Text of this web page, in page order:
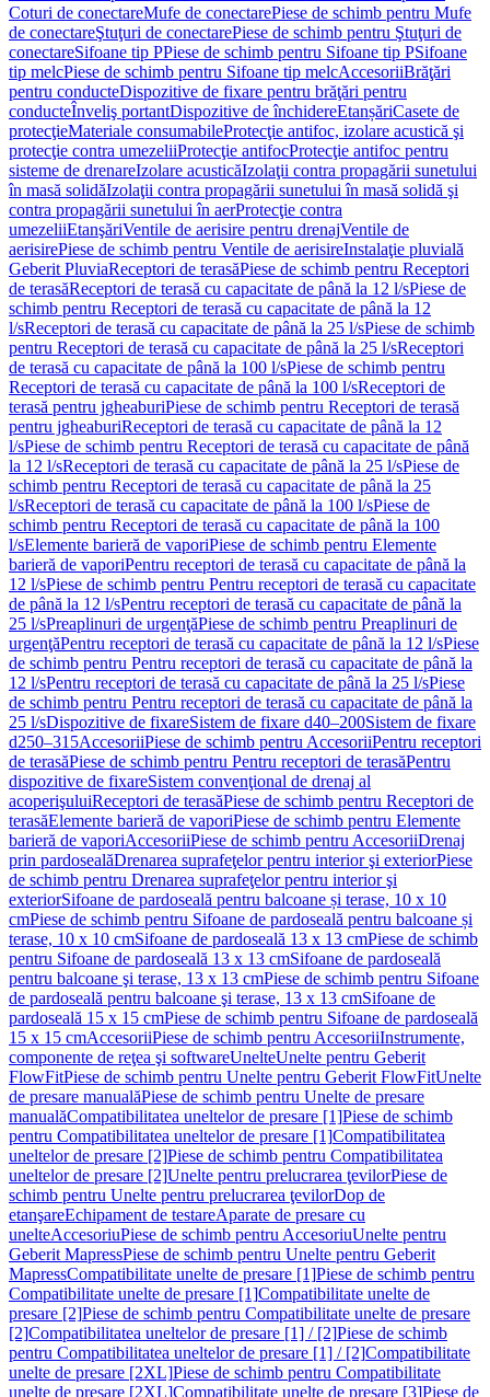
Coturi de conectareMufe de conectarePiese de schimb pentru Mufe
de conectareŞtuţuri de conectarePiese de schimb pentru Ştuţuri de
conectareSifoane tip PPiese de schimb pentru Sifoane tip PSifoane
tip melcPiese de schimb pentru Sifoane tip melcAccesoriiBrăţări
pentru conducteDispozitive de fixare pentru brăţări pentru
conducteÎnveliş portantDispozitive de închidereEtanșăriCasete de
protecţieMateriale consumabileProtecţie antifoc, izolare acustică şi
protecţie contra umezeliiProtecţie antifocProtecţie antifoc pentru
sisteme de drenareIzolare acusticăIzolaţii contra propagării sunetului
în masă solidăIzolaţii contra propagării sunetului în masă solidă şi
contra propagării sunetului în aerProtecţie contra
umezeliiEtanşăriVentile de aerisire pentru drenajVentile de
aerisirePiese de schimb pentru Ventile de aerisireInstalaţie pluvială
Geberit PluviaReceptori de terasăPiese de schimb pentru Receptori
de terasăReceptori de terasă cu capacitate de până la 12 l/sPiese de
schimb pentru Receptori de terasă cu capacitate de până la 12
l/sReceptori de terasă cu capacitate de până la 25 l/sPiese de schimb
pentru Receptori de terasă cu capacitate de până la 25 l/sReceptori
de terasă cu capacitate de până la 100 l/sPiese de schimb pentru
Receptori de terasă cu capacitate de până la 100 l/sReceptori de
terasă pentru jgheaburiPiese de schimb pentru Receptori de terasă
pentru jgheaburiReceptori de terasă cu capacitate de până la 12
l/sPiese de schimb pentru Receptori de terasă cu capacitate de până
la 12 l/sReceptori de terasă cu capacitate de până la 25 l/sPiese de
schimb pentru Receptori de terasă cu capacitate de până la 25
l/sReceptori de terasă cu capacitate de până la 100 l/sPiese de
schimb pentru Receptori de terasă cu capacitate de până la 100
l/sElemente barieră de vaporiPiese de schimb pentru Elemente
barieră de vaporiPentru receptori de terasă cu capacitate de până la
12 l/sPiese de schimb pentru Pentru receptori de terasă cu capacitate
de până la 12 l/sPentru receptori de terasă cu capacitate de până la
25 l/sPreaplinuri de urgenţăPiese de schimb pentru Preaplinuri de
urgenţăPentru receptori de terasă cu capacitate de până la 12 l/sPiese
de schimb pentru Pentru receptori de terasă cu capacitate de până la
12 l/sPentru receptori de terasă cu capacitate de până la 25 l/sPiese
de schimb pentru Pentru receptori de terasă cu capacitate de până la
25 l/sDispozitive de fixareSistem de fixare d40–200Sistem de fixare
d250–315AccesoriiPiese de schimb pentru AccesoriiPentru receptori
de terasăPiese de schimb pentru Pentru receptori de terasăPentru
dispozitive de fixareSistem convenţional de drenaj al
acoperişuluiReceptori de terasăPiese de schimb pentru Receptori de
terasăElemente barieră de vaporiPiese de schimb pentru Elemente
barieră de vaporiAccesoriiPiese de schimb pentru AccesoriiDrenaj
prin pardosealăDrenarea suprafeţelor pentru interior şi exteriorPiese
de schimb pentru Drenarea suprafeţelor pentru interior şi
exteriorSifoane de pardoseală pentru balcoane și terase, 10 x 10
cmPiese de schimb pentru Sifoane de pardoseală pentru balcoane și
terase, 10 x 10 cmSifoane de pardoseală 13 x 13 cmPiese de schimb
pentru Sifoane de pardoseală 13 x 13 cmSifoane de pardoseală
pentru balcoane şi terase, 13 x 13 cmPiese de schimb pentru Sifoane
de pardoseală pentru balcoane şi terase, 13 x 13 cmSifoane de
pardoseală 15 x 15 cmPiese de schimb pentru Sifoane de pardoseală
15 x 15 cmAccesoriiPiese de schimb pentru AccesoriiInstrumente,
componente de reţea şi softwareUnelteUnelte pentru Geberit
FlowFitPiese de schimb pentru Unelte pentru Geberit FlowFitUnelte
de presare manualăPiese de schimb pentru Unelte de presare
manualăCompatibilitatea uneltelor de presare [1]Piese de schimb
pentru Compatibilitatea uneltelor de presare [1]Compatibilitatea
uneltelor de presare [2]Piese de schimb pentru Compatibilitatea
uneltelor de presare [2]Unelte pentru prelucrarea ţevilorPiese de
schimb pentru Unelte pentru prelucrarea ţevilorDop de
etanşareEchipament de testareAparate de presare cu
unelteAccesoriuPiese de schimb pentru AccesoriuUnelte pentru
Geberit MapressPiese de schimb pentru Unelte pentru Geberit
MapressCompatibilitate unelte de presare [1]Piese de schimb pentru
Compatibilitate unelte de presare [1]Compatibilitate unelte de
presare [2]Piese de schimb pentru Compatibilitate unelte de presare
[2]Compatibilitatea uneltelor de presare [1] / [2]Piese de schimb
pentru Compatibilitatea uneltelor de presare [1] / [2]Compatibilitate
unelte de presare [2XL]Piese de schimb pentru Compatibilitate
unelte de presare [2XL]Compatibilitate unelte de presare [3]Piese de